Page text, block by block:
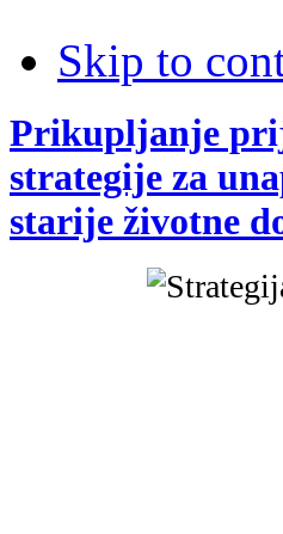
Skip to
Prikupljanje
strategije za
starije životne